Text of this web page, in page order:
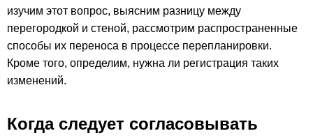
изучим этот вопрос, выясним разницу между
перегородкой и стеной, рассмотрим распространенные
способы их переноса в процессе перепланировки.
Кроме того, определим, нужна ли регистрация таких
изменений.
Когда следует согласовывать